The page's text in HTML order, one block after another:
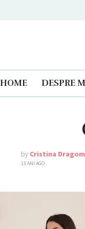
HOME DESPRE
by Cristina
13 ANI AGO